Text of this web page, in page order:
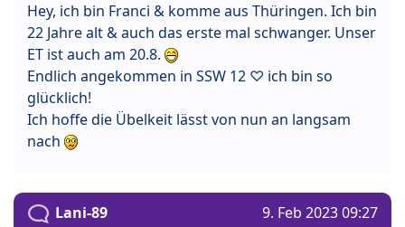
Hey, ich bin Franci & komme aus Thüringen. Ich bin
22 Jahre alt & auch das erste mal schwanger. Unser
ET ist auch am 20.8.
Endlich angekommen in SSW 12 ♡ ich bin so
glücklich!
Ich hoffe die Übelkeit lässt von nun an langsam
nach
Lani-89 9. Feb 2023 09:27